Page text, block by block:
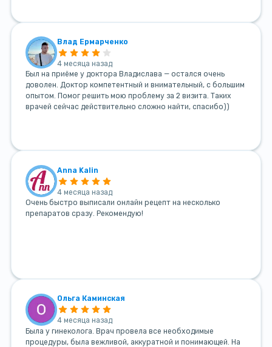
Влад Ермарченко
4 месяца назад
Был на приёме у доктора Владислава — остался очень
доволен. Доктор компетентный и внимательный, с большим
опытом. Помог решить мою проблему за 2 визита. Таких
врачей сейчас действительно сложно найти, спасибо))
Anna Kalin
4 месяца назад
Очень быстро выписали онлайн рецепт на несколько
препаратов сразу. Рекомендую!
Ольга Каминская
4 месяца назад
Была у гинеколога. Врач провела все необходимые
процедуры, была вежливой, аккуратной и понимающей. На